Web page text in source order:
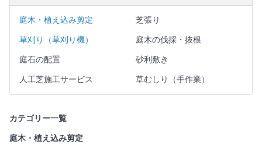
庭木・植え込み剪定 芝張り
草刈り（草刈り機） 庭木の伐採・抜根
庭石の配置 砂利敷き
人工芝施工サービス 草むしり（手作業）
カテゴリー一覧
庭木・植え込み剪定